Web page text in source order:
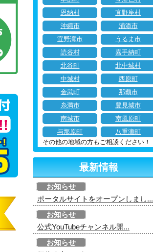
恩納村
宜野座村
沖縄市
浦添市
宜野湾市
うるま市
読谷村
嘉手納町
北谷町
北中城村
中城村
西原町
金武町
那覇市
糸満市
豊見城市
南城市
南風原町
与那原町
八重瀬町
その他の地域の方もご相談ください！
最新情報
お知らせ
ポータルサイトをオープンしまし...
お知らせ
公式YouTubeチャンネル開...
お知らせ